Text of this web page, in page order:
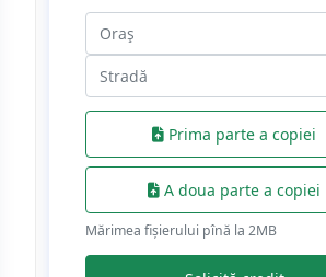
Prima parte a copiei
A doua parte a copiei
Mărimea fișierului pînă la 2МB